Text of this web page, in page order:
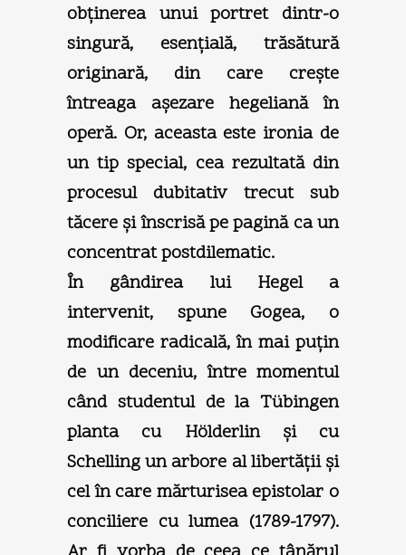
obţinerea unui portret dintr-o
singură, esenţială, trăsătură
originară, din care creşte
întreaga aşezare hegeliană în
operă. Or, aceasta este ironia de
un tip special, cea rezultată din
procesul dubitativ trecut sub
tăcere şi înscrisă pe pagină ca un
concentrat postdilematic.
În gândirea lui Hegel a
intervenit, spune Gogea, o
modificare radicală, în mai puţin
de un deceniu, între momentul
când studentul de la Tübingen
planta cu Hölderlin şi cu
Schelling un arbore al libertăţii şi
cel în care mărturisea epistolar o
conciliere cu lumea (1789-1797).